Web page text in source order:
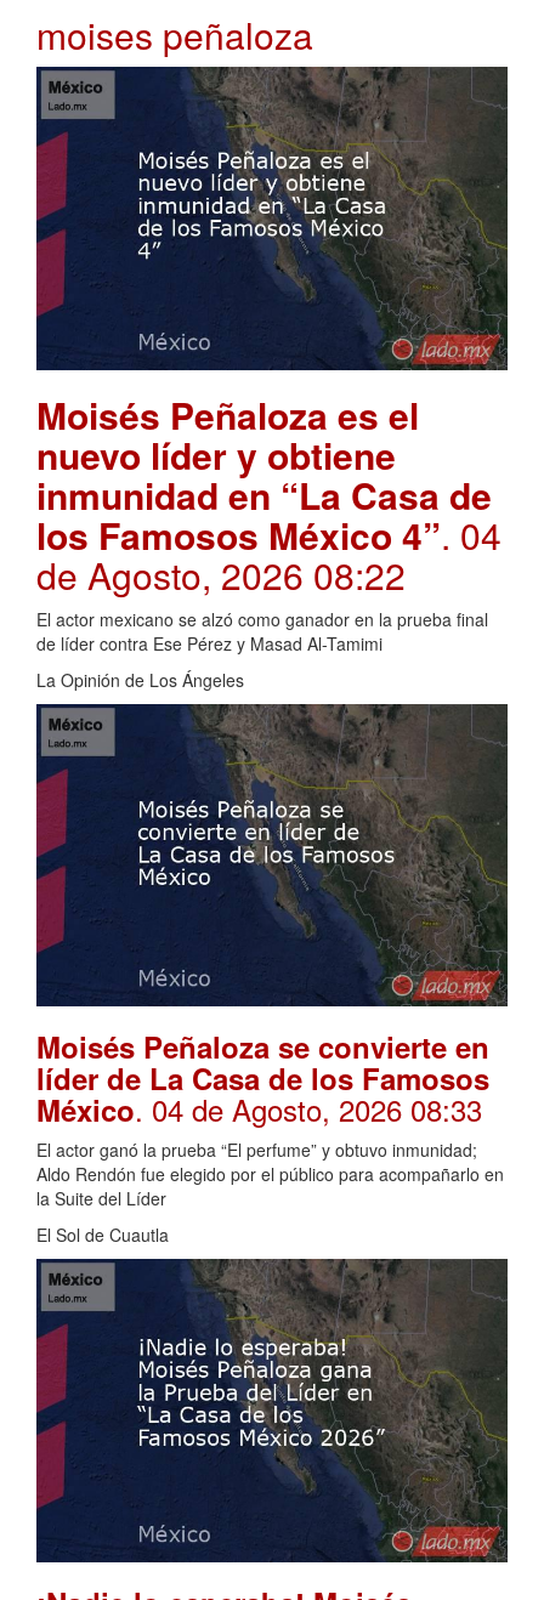
moises peñaloza
Moisés Peñaloza es el
nuevo líder y obtiene
inmunidad en “La Casa de
los Famosos México 4”. 04
de Agosto, 2026 08:22
El actor mexicano se alzó como ganador en la prueba final
de líder contra Ese Pérez y Masad Al-Tamimi
La Opinión de Los Ángeles
Moisés Peñaloza se convierte en
líder de La Casa de los Famosos
México. 04 de Agosto, 2026 08:33
El actor ganó la prueba “El perfume” y obtuvo inmunidad;
Aldo Rendón fue elegido por el público para acompañarlo en
la Suite del Líder
El Sol de Cuautla